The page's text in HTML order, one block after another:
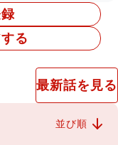
徒とクール
る、痛
る
最新話を見る
並び順